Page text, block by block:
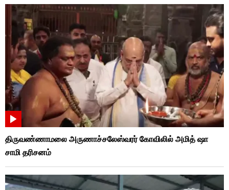
திருவண்ணாமலை அருணாச்சலேஸ்வரர் கோவிலில் அமித் ஷா
சாமி தரிசனம்